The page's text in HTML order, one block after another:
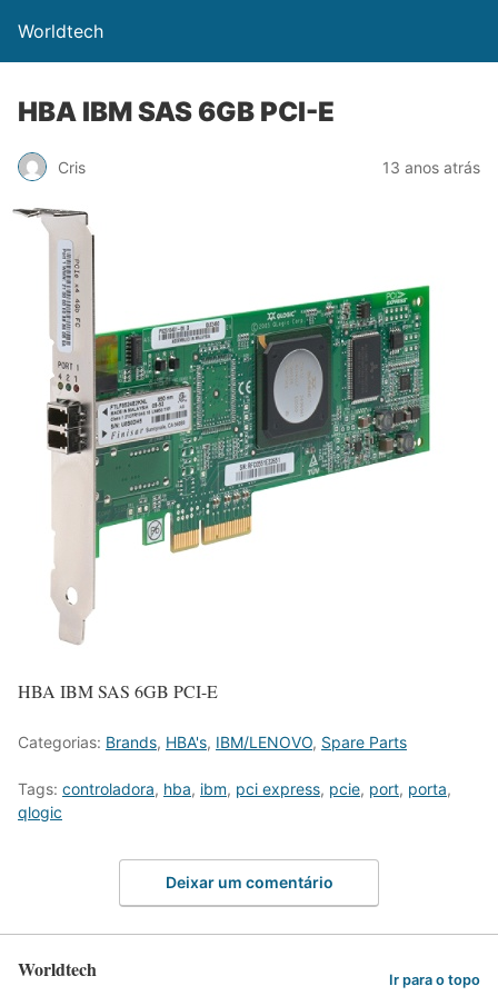
Worldtech
HBA IBM SAS 6GB PCI-E
Cris 13 anos atrás
HBA IBM SAS 6GB PCI-E
Categorias: Brands, HBA's, IBM/LENOVO, Spare Parts
Tags: controladora, hba, ibm, pci express, pcie, port, porta,
qlogic
Deixar um comentário
Worldtech Ir para o topo